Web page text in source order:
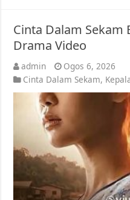
Cinta Dalam Sekam
Drama Video
admin
Ogos 6, 2026
Cinta Dalam Sekam,